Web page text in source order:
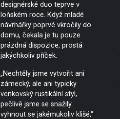
designérské duo teprve v
loňském roce. Když mladé
návrhářky poprvé vkročily do
domu, čekala je tu pouze
prázdná dispozice, prostá
jakýchkoliv příček.
„Nechtěly jsme vytvořit ani
zámecký, ale ani typicky
venkovský rustikální styl,
pečlivě jsme se snažily
vyhnout se jakémukoliv klišé,“